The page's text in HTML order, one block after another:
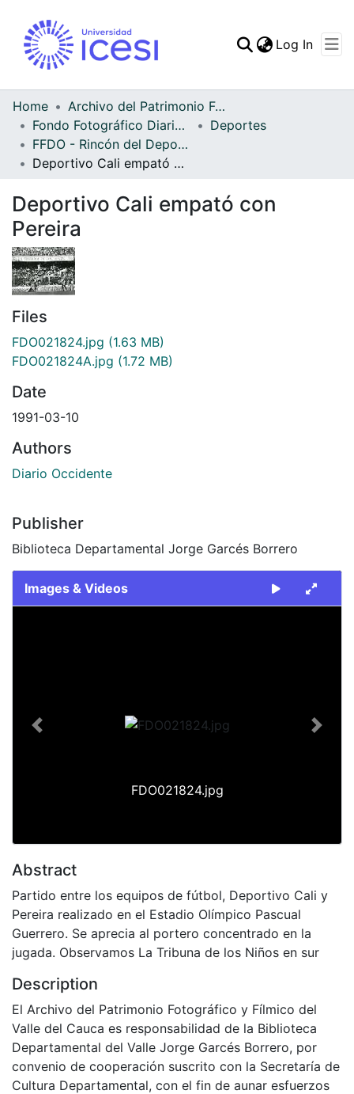
Statistics
Log In
Home
Archivo del Patrimonio Fotográfico y Fílmico del Valle del Cauca
Fondo Fotográfico Diario Occidente
Deportes
FFDO - Rincón del Deportivo Cali - Patrimonial
Deportivo Cali empató con Pereira
Deportivo Cali empató con
Pereira
Files
FDO021824.jpg (1.63 MB)
FDO021824A.jpg (1.72 MB)
Date
1991-03-10
Authors
Diario Occidente
Publisher
Biblioteca Departamental Jorge Garcés Borrero
Images & Videos
FDO021824.jpg
Previous Next
Abstract
Partido entre los equipos de fútbol, Deportivo Cali y
Pereira realizado en el Estadio Olímpico Pascual
Guerrero. Se aprecia al portero concentrado en la
jugada. Observamos La Tribuna de los Niños en sur
Description
El Archivo del Patrimonio Fotográfico y Fílmico del
Valle del Cauca es responsabilidad de la Biblioteca
Departamental del Valle Jorge Garcés Borrero, por
convenio de cooperación suscrito con la Secretaría de
Cultura Departamental, con el fin de aunar esfuerzos